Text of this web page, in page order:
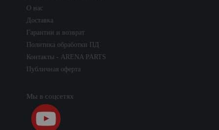
О нас
Доставка
Гарантии и возврат
Политика обработки ПД
Контакты - ARENA PARTS
Публичная оферта
Мы в соцсетях